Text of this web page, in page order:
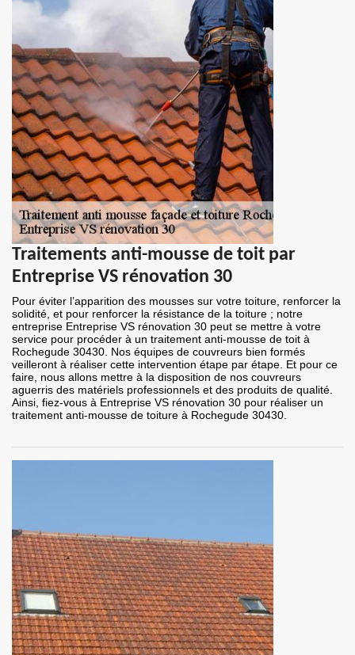
Traitements anti-mousse de toit par
Entreprise VS rénovation 30
Pour éviter l’apparition des mousses sur votre toiture, renforcer la
solidité, et pour renforcer la résistance de la toiture ; notre
entreprise Entreprise VS rénovation 30 peut se mettre à votre
service pour procéder à un traitement anti-mousse de toit à
Rochegude 30430. Nos équipes de couvreurs bien formés
veilleront à réaliser cette intervention étape par étape. Et pour ce
faire, nous allons mettre à la disposition de nos couvreurs
aguerris des matériels professionnels et des produits de qualité.
Ainsi, fiez-vous à Entreprise VS rénovation 30 pour réaliser un
traitement anti-mousse de toiture à Rochegude 30430.